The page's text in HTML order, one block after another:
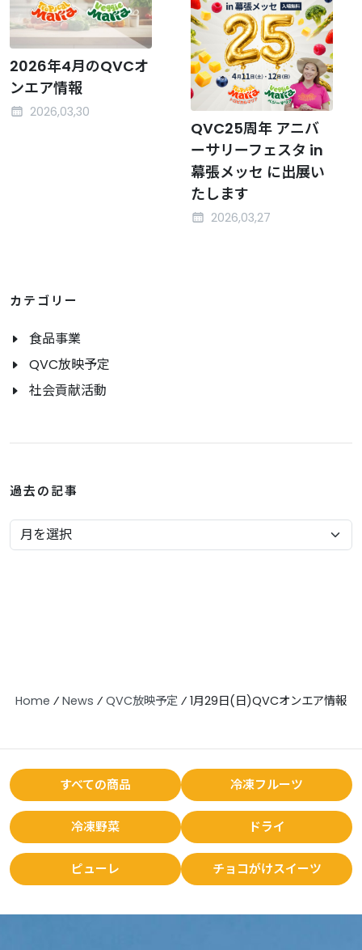
2026年4月のQVCオ
ンエア情報
2026,03,30
QVC25周年 アニバ
ーサリーフェスタ in
幕張メッセ に出展い
たします
2026,03,27
カテゴリー
食品事業
QVC放映予定
社会貢献活動
過去の記事
Home ⁄ News ⁄ QVC放映予定 ⁄ 1月29日(日)QVCオンエア情報
すべての商品 冷凍フルーツ
冷凍野菜 ドライ
ピューレ チョコがけスイーツ